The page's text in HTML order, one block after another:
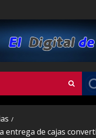
entrega de cajas